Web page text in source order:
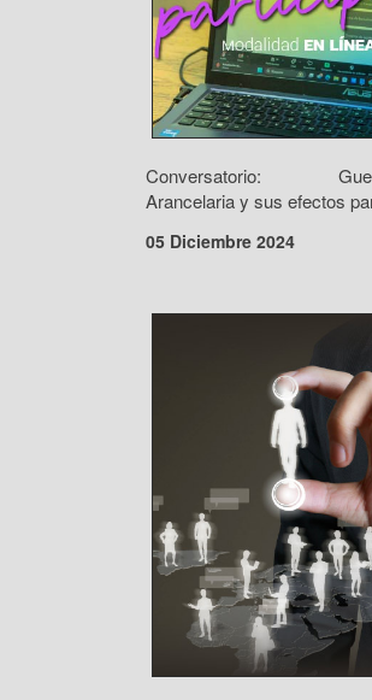
Conversatorio:
Arancelaria y sus efectos
05 Diciembre 2024